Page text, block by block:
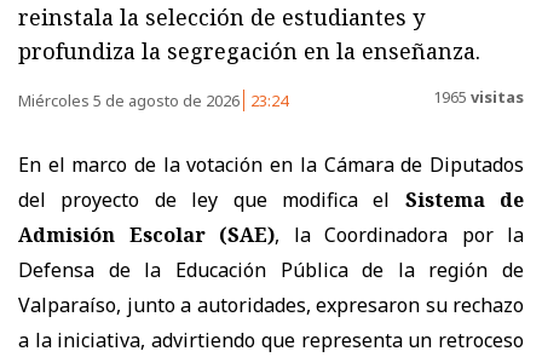
reinstala la selección de estudiantes y
profundiza la segregación en la enseñanza.
Miércoles 5 de agosto de 2026 23:24 1965 visitas
En el marco de la votación en la Cámara de Diputados
del proyecto de ley que modifica el
Sistema de
Admisión Escolar (SAE), la Coordinadora por la
Defensa de la Educación Pública de la región de
Valparaíso, junto a autoridades, expresaron su rechazo
a la iniciativa, advirtiendo que representa un retroceso